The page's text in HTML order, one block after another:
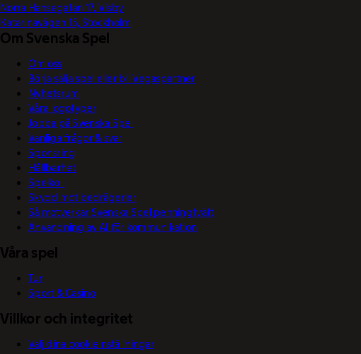
Norra Hansegatan 17, Visby
Katarinavägen 15, Stockholm
Om Svenska Spel
Om oss
Börja sälja spel eller bli Vegaspartner
Nyhetsrum
Våra logotyper
Jobba på Svenska Spel
Vanliga frågor & svar
Sponsring
Hållbarhet
Spelkoll
Skydd mot bedrägerier
Så motverkar Svenska Spel penningtvätt
Användning av AI för kommunikation
Våra spel
Tur
Sport & Casino
Villkor och integritet
Välj dina cookieinställningar